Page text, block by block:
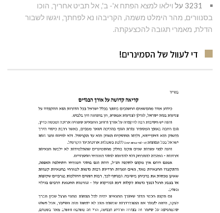
3231 על וילאו למצא הפתח א'- ב', אל תביט אחריך, הוכו
בסנוורים, מהר הימלט משמה, הקריבהו נא לפחתך, ויגשו לשבור
הדלת, מאמרי תגובה להכצעקתה.
די לעוול של הסמינרים!